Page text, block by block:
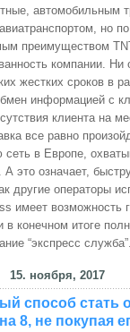
автомобильным
но
преимуществом
компании. Ни
жестких сроков в
информацией с
клиента на
все равно
сеть в Европе,
это означает,
другие операторы
имеет возможность
в конечном итоге
“экспресс служба”.
15. ноября, 2017
способ стать
8, не покупая